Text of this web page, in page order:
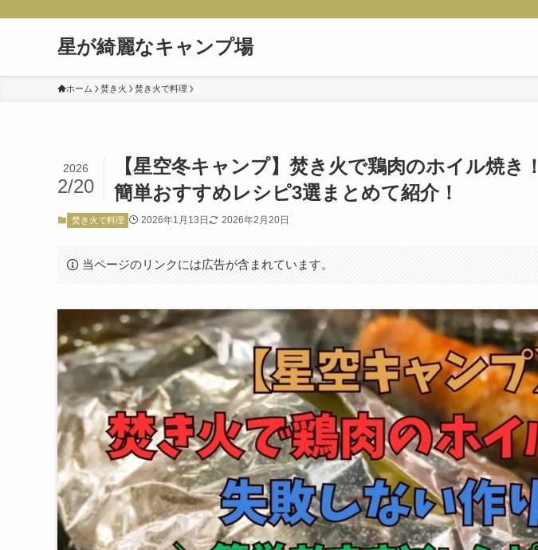
星が綺麗なキャンプ場
ホーム 焚き火 焚き火で料理
【星空冬キャンプ】焚き火で鶏肉のホイル焼き
簡単おすすめレシピ3選まとめて紹介！
2026
2/20
焚き火で料理 2026年1月13日 2026年2月20日
当ページのリンクには広告が含まれています。